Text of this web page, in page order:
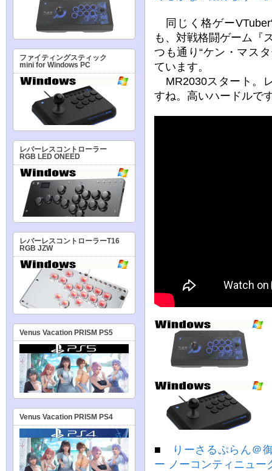
同じく格ゲー
も、対戦格闘ゲーム『
つも通り“ケン・マス
ています。
MR2030スタート。
すね。高いハードルで
■
りーさるぷらん＠
ー ノーコンティニュー
ファイティングスティック
mini for Windows PC
レバーレスコントローラー
RGB LED ONEED
レバーレスコントローラーT16
RGB JZW
Venus Vacation PRISM PS5
Venus Vacation PRISM PS4